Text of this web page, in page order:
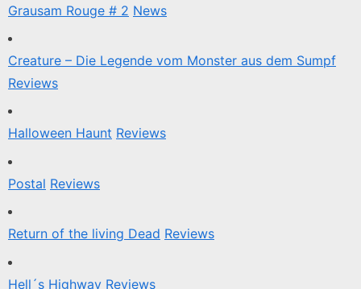
Grausam Rouge # 2 News
Creature – Die Legende vom Monster aus dem Sumpf
Reviews
Halloween Haunt Reviews
Postal Reviews
Return of the living Dead Reviews
Hell´s Highway Reviews